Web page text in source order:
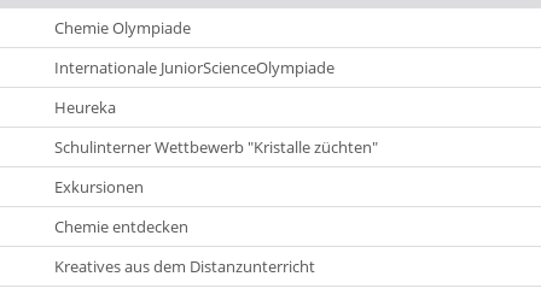
Chemie Olympiade
Internationale JuniorScienceOlympiade
Heureka
Schulinterner Wettbewerb "Kristalle züchten"
Exkursionen
Chemie entdecken
Kreatives aus dem Distanzunterricht